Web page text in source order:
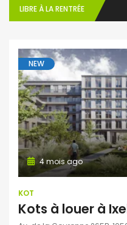
LIBRE À LA RENTRÉE
NEW
4 mois ago
KOT